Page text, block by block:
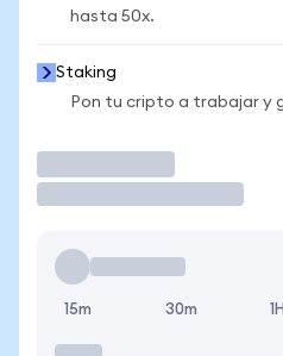
hasta 50x.
Staking
Pon tu cripto a trabajar y
15m 30m 1H